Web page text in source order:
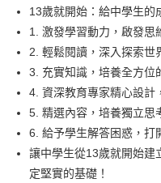
大哥付你分期
相關說明
【大哥付你分期使用說明】
1.本服務由台灣大哥大提供，台
2.付款方式選擇「大哥付你分期
流程，驗證手機門號後，選擇欲
3.實際核准額度、可分期數及費
4.訂單成立30分鐘內，如未前往
消。如遇「轉專審核」未通過
法說明評估內容。
【繳款方式說明】
AFTEE先享後付
相關說明
【關於「AFTEE先享後付」】
AFTEE先享後付是「在收到商品
便利好安心！
１．簡單：不需註冊會員、不需
２．便利：只要手機號碼，簡訊
３．安心：先確認商品／服務後
ATM付款
運送方式
付款後全家取貨
13歲就開始：給中學生的
1. 激發學習動力，啟發思
2. 輕鬆閱讀，深入探索世
3. 充實知識，培養全方位
4. 資深教育專家精心設計
5. 精選內容，培養獨立思
6. 給予學生解答困惑，打
讓中學生從13歲就開始建
定堅實的基礎！